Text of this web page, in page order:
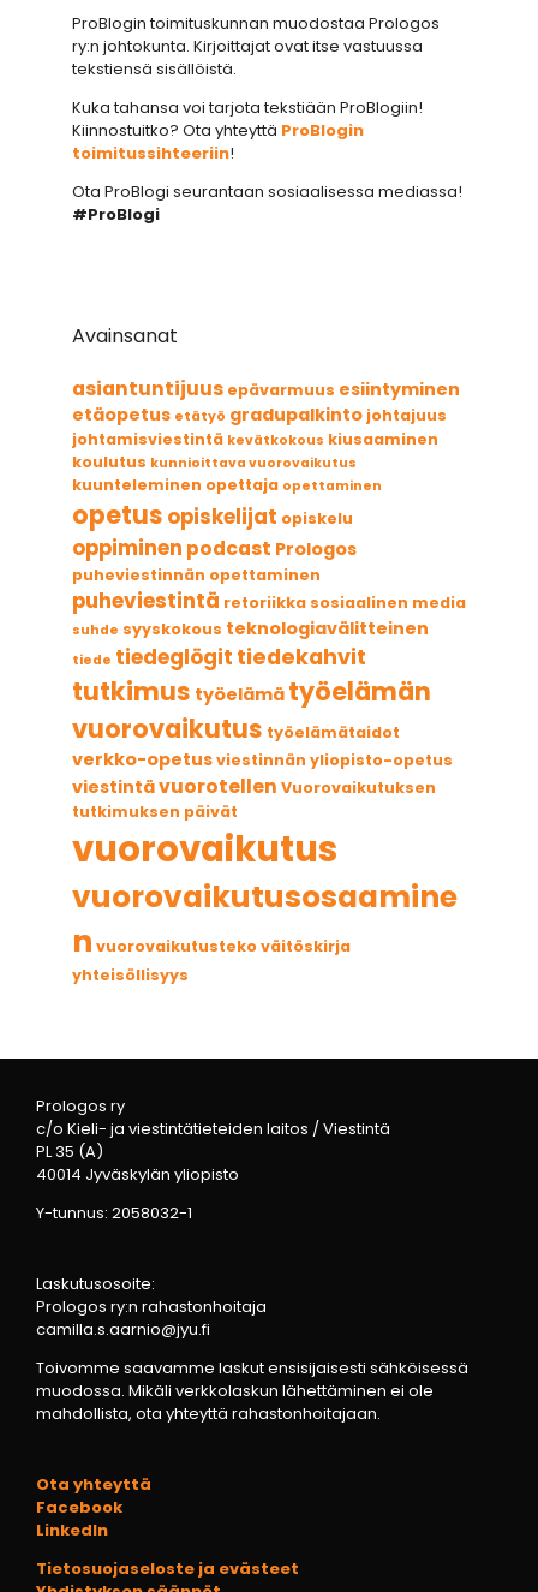
ProBlogin toimituskunnan muodostaa Prologos
ry:n johtokunta. Kirjoittajat ovat itse vastuussa
tekstiensä sisällöistä.
Kuka tahansa voi tarjota tekstiään ProBlogiin!
Kiinnostuitko? Ota yhteyttä ProBlogin
toimitussihteeriin!
Ota ProBlogi seurantaan sosiaalisessa mediassa!
#ProBlogi
Avainsanat
asiantuntijuus epävarmuus esiintyminen
etäopetus etätyö gradupalkinto johtajuus
johtamisviestintä kevätkokous kiusaaminen
koulutus kunnioittava vuorovaikutus
kuunteleminen opettaja opettaminen
opetus opiskelijat opiskelu
oppiminen podcast Prologos
puheviestinnän opettaminen
puheviestintä retoriikka sosiaalinen media
suhde syyskokous teknologiavälitteinen
tiede tiedeglögit tiedekahvit
tutkimus työelämä työelämän
vuorovaikutus työelämätaidot
verkko-opetusviestinnän yliopisto-opetus
viestintävuorotellen Vuorovaikutuksen
tutkimuksen päivät
vuorovaikutus
vuorovaikutusosaamine
n vuorovaikutustekoväitöskirja
yhteisöllisyys
Prologos ry
c/o Kieli- ja viestintätieteiden laitos / Viestintä
PL 35 (A)
40014 Jyväskylän yliopisto
Y-tunnus: 2058032-1
Laskutusosoite:
Prologos ry:n rahastonhoitaja
camilla.s.aarnio@jyu.fi
Toivomme saavamme laskut ensisijaisesti sähköisessä
muodossa. Mikäli verkkolaskun lähettäminen ei ole
mahdollista, ota yhteyttä rahastonhoitajaan.
Ota yhteyttä
Facebook
LinkedIn
Tietosuojaseloste ja evästeet